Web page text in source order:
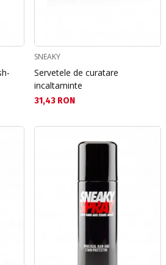
SNEAKY
Servetele de curatare
incaltaminte
Текуща цена:
31,43 RON